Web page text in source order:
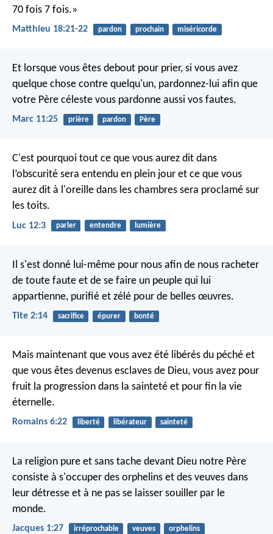
70 fois 7 fois.»
Matthieu 18:21-22 pardon prochain miséricorde
Et lorsque vous êtes debout pour prier, si vous avez
quelque chose contre quelqu'un, pardonnez-lui afin que
votre Père céleste vous pardonne aussi vos fautes.
Marc 11:25 prière pardon Père
C'est pourquoi tout ce que vous aurez dit dans
l’obscurité sera entendu en plein jour et ce que vous
aurez dit à l'oreille dans les chambres sera proclamé sur
les toits.
Luc 12:3 parler entendre lumière
Il s'est donné lui-même pour nous afin de nous racheter
de toute faute et de se faire un peuple qui lui
appartienne, purifié et zélé pour de belles œuvres.
Tite 2:14 sacrifice épurer bonté
Mais maintenant que vous avez été libérés du péché et
que vous êtes devenus esclaves de Dieu, vous avez pour
fruit la progression dans la sainteté et pour fin la vie
éternelle.
Romains 6:22 liberté libérateur sainteté
La religion pure et sans tache devant Dieu notre Père
consiste à s'occuper des orphelins et des veuves dans
leur détresse et à ne pas se laisser souiller par le
monde.
Jacques 1:27 irréprochable veuves orphelins